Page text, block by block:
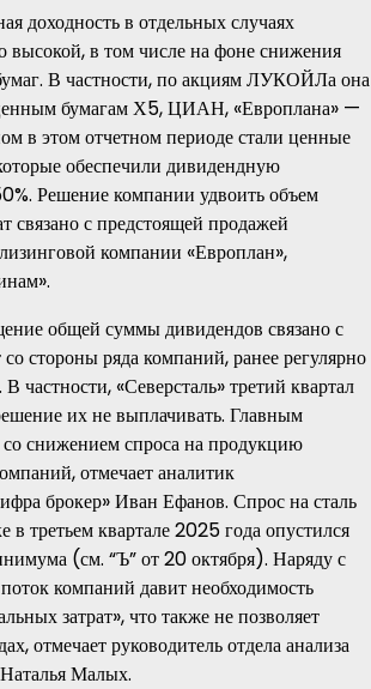
доходность в отдельных случаях
высокой, в том числе на фоне снижения
В частности, по акциям ЛУКОЙЛа она
бумагам Х5, ЦИАН, «Европлана» —
в этом отчетном периоде стали ценные
обеспечили дивидендную
Решение компании удвоить объем
связано с предстоящей продажей
компании «Европлан»,
общей суммы дивидендов связано с
стороны ряда компаний, ранее регулярно
частности, «Северсталь» третий квартал
их не выплачивать. Главным
со снижением спроса на продукцию
отмечает аналитик
брокер» Иван Ефанов. Спрос на сталь
в третьем квартале 2025 года опустился
(см. “Ъ” от 20 октября). Наряду с
компаний давит необходимость
затрат», что также не позволяет
отмечает руководитель отдела анализа
Малых.